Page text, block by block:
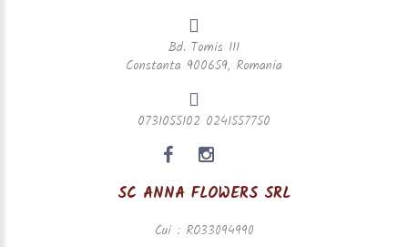
Bd. Tomis 111
Constanta 900659, Romania
0731055102 0241557750
SC ANNA FLOWERS SRL
Cui : RO33094990